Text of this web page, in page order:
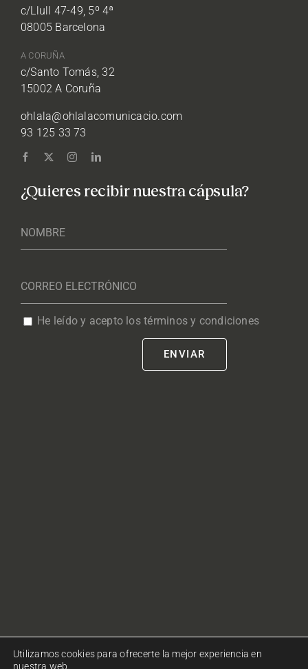
c/Llull 47-49, 5º 4ª
08005 Barcelona
A CORUÑA
c/Santo Tomás, 32
15002 A Coruña
ohlala@ohlalacomunicacio.com
93 125 33 73
¿Quieres recibir nuestra cápsula?
He leído y acepto los términos y condiciones
Utilizamos cookies para ofrecerte la mejor experiencia en
nuestra web.